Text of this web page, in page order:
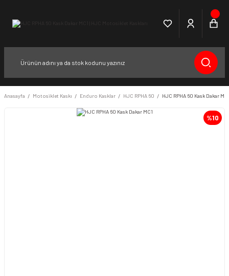
Anasayfa Motosiklet Kaskı Enduro Kasklar HJC RPHA 60 HJC RPHA 60 Kask Dakar
%10